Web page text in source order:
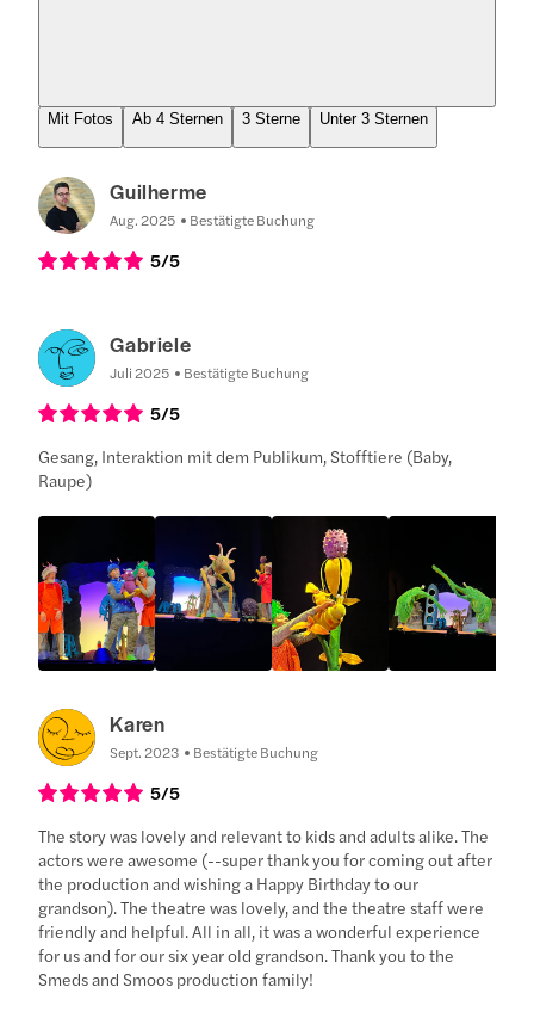
Mit Fotos Ab 4 Sternen 3 Sterne Unter 3 Sternen
Guilherme
Aug. 2025 Bestätigte Buchung
5/5
Gabriele
Juli 2025 Bestätigte Buchung
5/5
Gesang, Interaktion mit dem Publikum, Stofftiere (Baby,
Raupe)
Karen
Sept. 2023 Bestätigte Buchung
5/5
The story was lovely and relevant to kids and adults alike. The
actors were awesome (--super thank you for coming out after
the production and wishing a Happy Birthday to our
grandson). The theatre was lovely, and the theatre staff were
friendly and helpful. All in all, it was a wonderful experience
for us and for our six year old grandson. Thank you to the
Smeds and Smoos production family!